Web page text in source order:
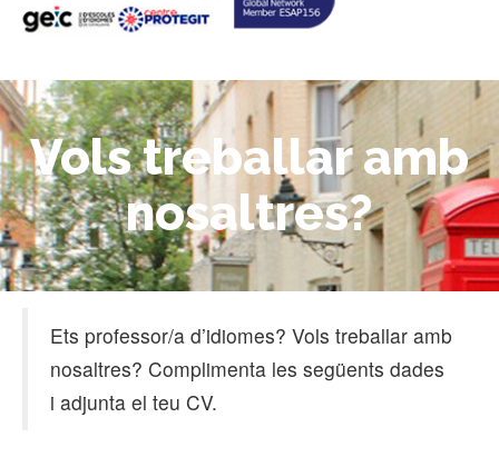
Vols treballar amb
nosaltres?
Ets professor/a d’idiomes? Vols treballar amb
nosaltres? Complimenta les següents dades
i adjunta el teu CV.